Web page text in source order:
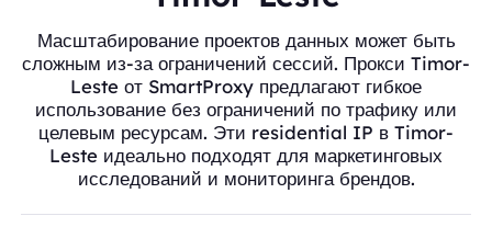
Масштабирование проектов данных может быть
сложным из-за ограничений сессий. Прокси Timor-
Leste от SmartProxy предлагают гибкое
использование без ограничений по трафику или
целевым ресурсам. Эти residential IP в Timor-
Leste идеально подходят для маркетинговых
исследований и мониторинга брендов.